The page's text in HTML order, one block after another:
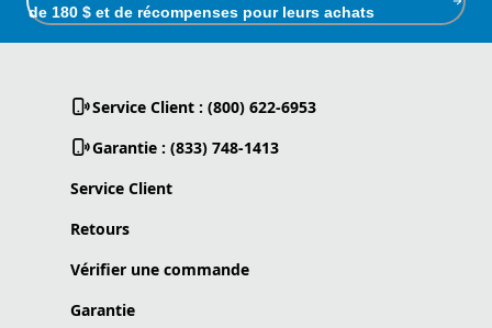
de 180 $ et de récompenses pour leurs achats
Service Client : (800) 622-6953
Garantie : (833) 748-1413
Service Client
Retours
Vérifier une commande
Garantie